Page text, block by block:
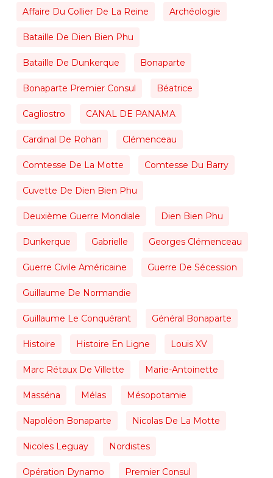
Affaire Du Collier De La Reine Archéologie
Bataille De Dien Bien Phu
Bataille De Dunkerque Bonaparte
Bonaparte Premier Consul Béatrice
Cagliostro CANAL DE PANAMA
Cardinal De Rohan Clémenceau
Comtesse De La Motte Comtesse Du Barry
Cuvette De Dien Bien Phu
Deuxième Guerre Mondiale Dien Bien Phu
Dunkerque Gabrielle Georges Clémenceau
Guerre Civile Américaine Guerre De Sécession
Guillaume De Normandie
Guillaume Le Conquérant Général Bonaparte
Histoire Histoire En Ligne Louis XV
Marc Rétaux De Villette Marie-Antoinette
Masséna Mélas Mésopotamie
Napoléon Bonaparte Nicolas De La Motte
Nicoles Leguay Nordistes
Opération Dynamo Premier Consul